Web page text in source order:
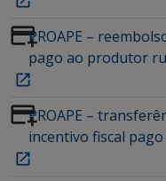
PROAPE –
pago ao produtor
PROAPE –
incentivo fiscal